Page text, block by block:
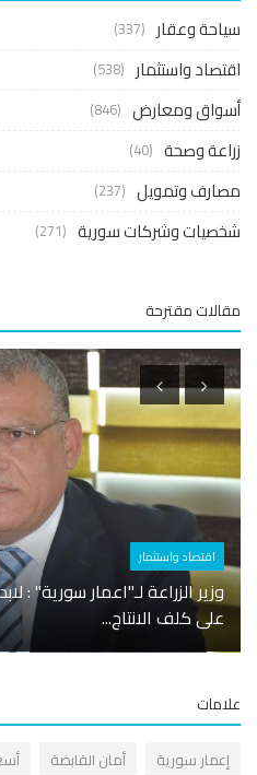
وعقار (337)
واستثمار (538)
ومعارض (846)
وصحة (40)
وتمويل (237)
وشركات سورية (271)
مقترحة
اقتصاد واستثمار
وزير الزراعة لـ"اعمار سورية" :
على كلف الانتاج...
سورية أمان القابضة أسعار